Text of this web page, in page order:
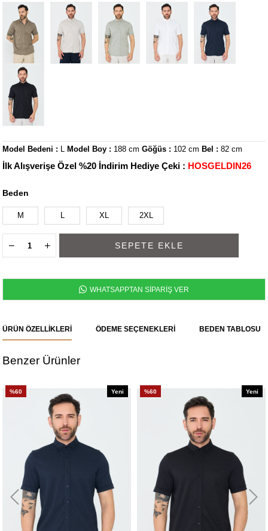
Model Bedeni : Model Boy : 188 cmGöğüs : 102 cm Bel : 82 cm
İlk Alışverişe Özel %20 İndirim Hediye Çeki : HOSGELDIN26
Beden
M XL 2XL
WHATSAPPTAN SİPARİŞ VER
ÜRÜN ÖZELLIKLERI ÖDEME SEÇENEKLERI BEDEN TABLOSU
Benzer Ürünler
%60
Yeni
%60
Yeni